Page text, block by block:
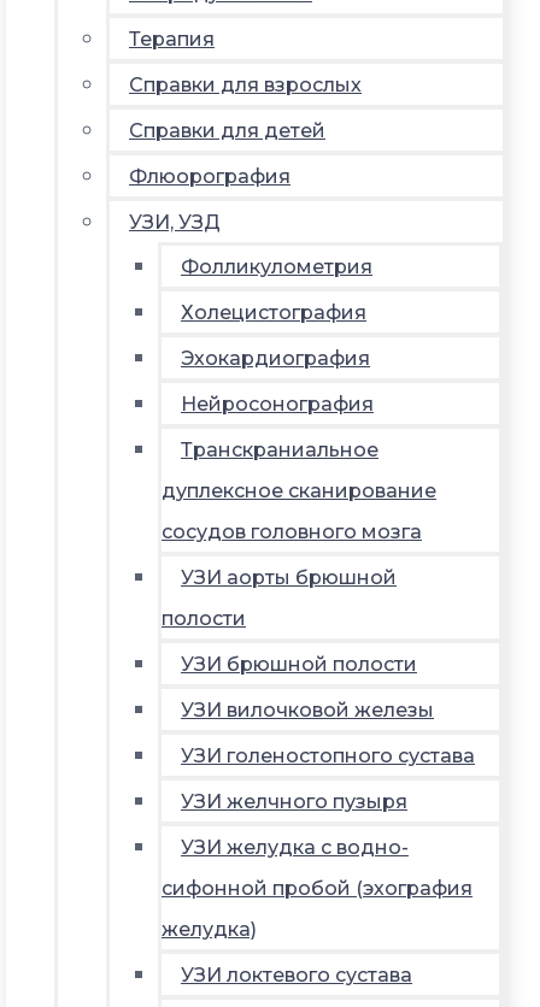
Терапия
Справки для взрослых
Справки для детей
Флюорография
УЗИ, УЗД
Фолликулометрия
Холецистография
Эхокардиография
Нейросонография
Транскраниальное
дуплексное сканирование
сосудов головного мозга
УЗИ аорты брюшной
полости
УЗИ брюшной полости
УЗИ вилочковой железы
УЗИ голеностопного сустава
УЗИ желчного пузыря
УЗИ желудка с водно-
сифонной пробой (эхография
желудка)
УЗИ локтевого сустава